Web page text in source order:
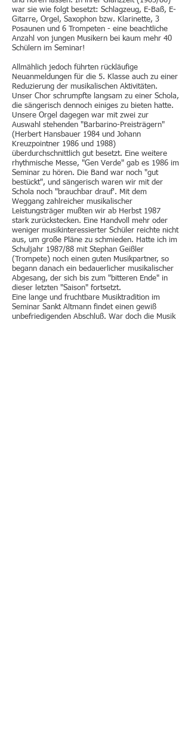
war sie wie folgt besetzt: Schlagzeug, E-Baß, E-
Gitarre, Orgel, Saxophon bzw. Klarinette, 3
Posaunen und 6 Trompeten - eine beachtliche
Anzahl von jungen Musikern bei kaum mehr 40
Schülern im Seminar!
Allmählich jedoch führten rückläufige
Neuanmeldungen für die 5. Klasse auch zu einer
Reduzierung der musikalischen Aktivitäten.
Unser Chor schrumpfte langsam zu einer Schola,
die sängerisch dennoch einiges zu bieten hatte.
Unsere Orgel dagegen war mit zwei zur
Auswahl stehenden "Barbarino-Preisträgern"
(Herbert Hansbauer 1984 und Johann
Kreuzpointner 1986 und 1988)
überdurchschnittlich gut besetzt. Eine weitere
rhythmische Messe, "Gen Verde" gab es 1986 im
Seminar zu hören. Die Band war noch "gut
bestückt", und sängerisch waren wir mit der
Schola noch "brauchbar drauf'. Mit dem
Weggang zahlreicher musikalischer
Leistungsträger mußten wir ab Herbst 1987
stark zurückstecken. Eine Handvoll mehr oder
weniger musikinteressierter Schüler reichte nicht
aus, um große Pläne zu schmieden. Hatte ich im
Schuljahr 1987/88 mit Stephan Geißler
(Trompete) noch einen guten Musikpartner, so
begann danach ein bedauerlicher musikalischer
Abgesang, der sich bis zum "bitteren Ende" in
dieser letzten "Saison" fortsetzt.
Eine lange und fruchtbare Musiktradition im
Seminar Sankt Altmann findet einen gewiß
unbefriedigenden Abschluß. War doch die Musik